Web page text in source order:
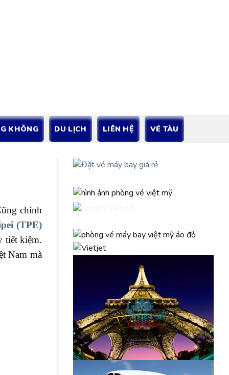
KHÔNG DU LỊCH LIÊN HỆ VÉ TÀU
chính
(TPE)
tiết kiệm.
Nam mà